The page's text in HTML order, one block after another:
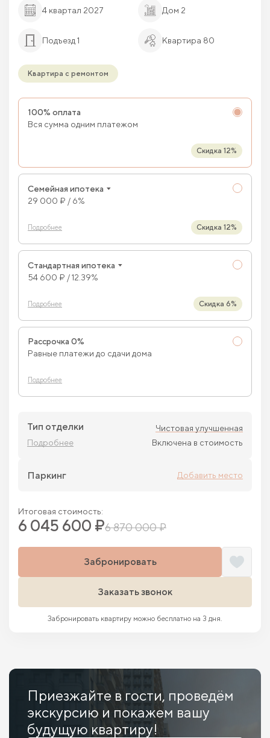
4 квартал 2027 Дом 2
Подъезд 1 Квартира 80
Квартира с ремонтом
100% оплата
Вся сумма одним платежом
Скидка 12%
Семейная ипотека
29 000 ₽ / 6%
Подробнее Скидка 12%
Стандартная ипотека
54 600 ₽ / 12.39%
Подробнее Скидка 6%
Рассрочка 0%
Равные платежи до сдачи дома
Подробнее
Тип отделки
Чистовая улучшенная
Подробнее
Включена в стоимость
Паркинг Добавить место
Итоговая стоимость:
6 045 600 ₽6 870 000 ₽
Забронировать
Заказать звонок
Забронировать квартиру можно бесплатно на 3 дня.
Приезжайте в гости, проведём
экскурсию и покажем вашу
будущую квартиру!